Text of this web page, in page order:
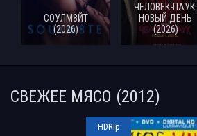
СОУЛМ8ЙТ
(2026)
ЧЕЛОВЕК-ПАУК:
НОВЫЙ ДЕНЬ
(2026)
СВЕЖЕЕ МЯСО (2012)
HDRip